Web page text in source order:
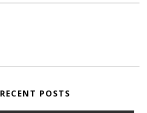
RECENT POSTS